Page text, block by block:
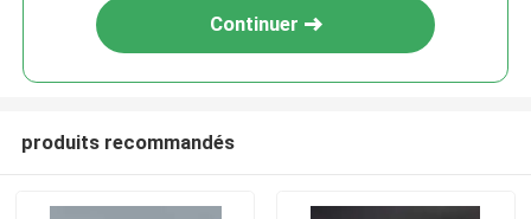
Continuer
produits recommandés